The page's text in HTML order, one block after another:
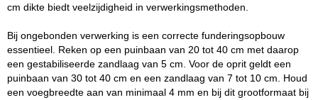
cm dikte biedt veelzijdigheid in verwerkingsmethoden.
Bij ongebonden verwerking is een correcte funderingsopbouw
essentieel. Reken op een puinbaan van 20 tot 40 cm met daarop
een gestabiliseerde zandlaag van 5 cm. Voor de oprit geldt een
puinbaan van 30 tot 40 cm en een zandlaag van 7 tot 10 cm. Houd
een voegbreedte aan van minimaal 4 mm en bij dit grootformaat bij